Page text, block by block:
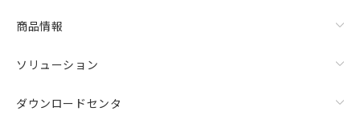
商品情報
ソリューション
ダウンロードセンタ